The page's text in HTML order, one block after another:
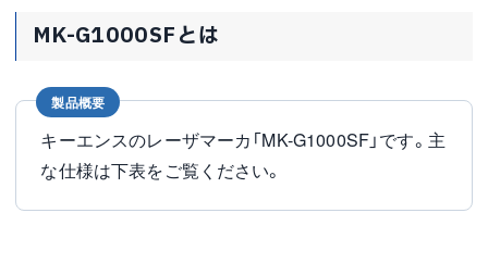
MK-G1000SFとは
製品概要
キーエンスのレーザマーカ「MK-G1000SF」です。主
な仕様は下表をご覧ください。